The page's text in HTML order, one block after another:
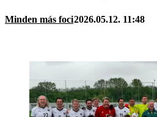
Minden más foci2026.05.12. 11:48